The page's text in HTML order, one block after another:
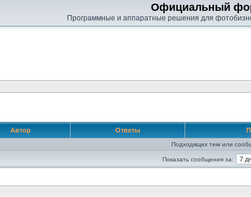
Официальный
Программные и аппаратные решения для
Автор Ответы
Подходящих тем или
Показать сообщения за: